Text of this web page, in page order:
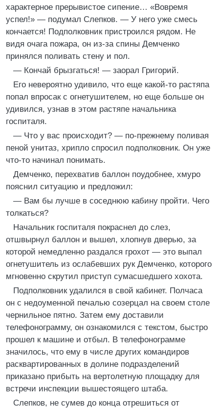
характерное прерывистое сипение… «Вовремя
успел!» — подумал Слепков. — У него уже смесь
кончается! Подполковник пристроился рядом. Не
видя очага пожара, он из-за спины Демченко
принялся поливать стену и пол.
— Кончай брызгаться! — заорал Григорий.
Его невероятно удивило, что еще какой-то растяпа
попал впросак с огнетушителем, но еще больше он
удивился, узнав в этом растяпе начальника
госпиталя.
— Что у вас происходит? — по-прежнему поливая
пеной унитаз, хрипло спросил подполковник. Он уже
что-то начинал понимать.
Демченко, перехватив баллон поудобнее, хмуро
пояснил ситуацию и предложил:
— Вам бы лучше в соседнюю кабину пройти. Чего
толкаться?
Начальник госпиталя покраснел до слез,
отшвырнул баллон и вышел, хлопнув дверью, за
которой немедленно раздался грохот — это выпал
огнетушитель из ослабевших рук Демченко, которого
мгновенно скрутил приступ сумасшедшего хохота.
Подполковник удалился в свой кабинет. Полчаса
он с недоуменной печалью созерцал на своем столе
чернильное пятно. Затем ему доставили
телефонограмму, он ознакомился с текстом, быстро
прошел к машине и отбыл. В телефонограмме
значилось, что ему в числе других командиров
расквартированных в долине подразделений
приказано прибыть на вертолетную площадку для
встречи инспекции вышестоящего штаба.
Слепков, не сумев до конца отрешиться от